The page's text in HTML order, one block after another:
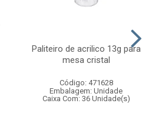
Paliteiro de acrilico 13g para
mesa cristal
Código: 471628
Embalagem: Unidade
Caixa Com: 36 Unidade(s)